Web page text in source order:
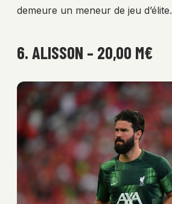
demeure un meneur de jeu d’élite.
6. ALISSON – 20,00 M€